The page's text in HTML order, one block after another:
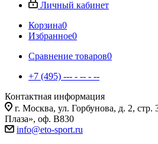
Личный кабинет
Корзина0
Избранное0
Сравнение товаров0
+7 (495) --- - -- - --
Контактная информация
г. Москва, ул. Горбунова, д. 2,
Плаза», оф. В830
info@eto-sport.ru